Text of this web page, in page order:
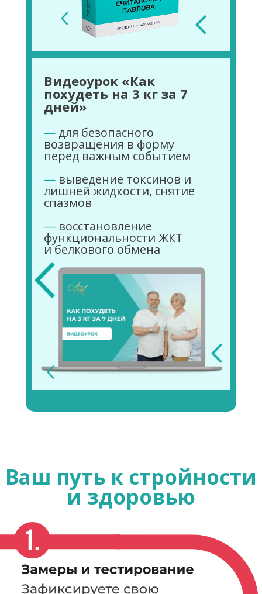
— восстановление
функциональности ЖКТ
и белкового обмена
— выведение токсинов и
лишней жидкости, снятие
спазмов
— для безопасного
возвращения в форму
перед важным событием
Видеоурок «Как
похудеть на 3 кг за 7
дней»
СМОТРЕТЬ ПОДРОБНУЮ
ПРОГРАММУ